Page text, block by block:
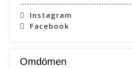
Instagram
Facebook
Omdömen